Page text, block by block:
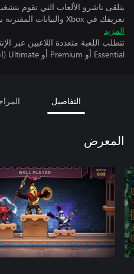
يتلقى ناشرو الألعاب التي تقوم
تعريفك في Xbox والبيانات المقترنة بينما تمارس الألعاب.
المزيد
Essential أو Premium أو Ultimate (اشتراكات تُباع بشكل منفصل).
التفاصيل
المعرض